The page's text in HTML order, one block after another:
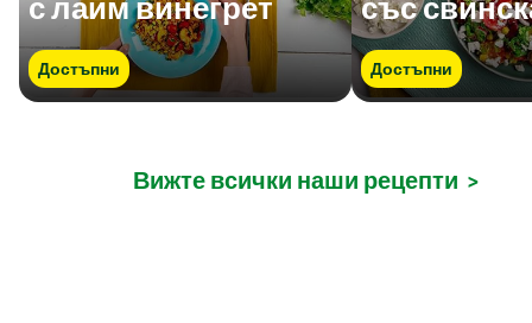
Достъпни Достъпни
Вижте всички наши рецепти >